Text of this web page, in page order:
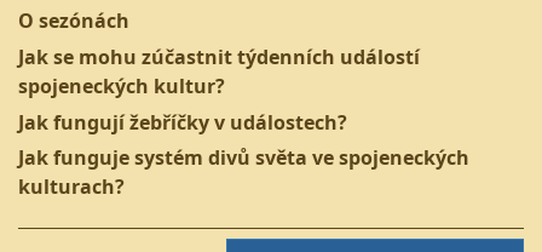
O sezónách
Jak se mohu zúčastnit týdenních událostí
spojeneckých kultur?
Jak fungují žebříčky v událostech?
Jak funguje systém divů světa ve spojeneckých
kulturach?